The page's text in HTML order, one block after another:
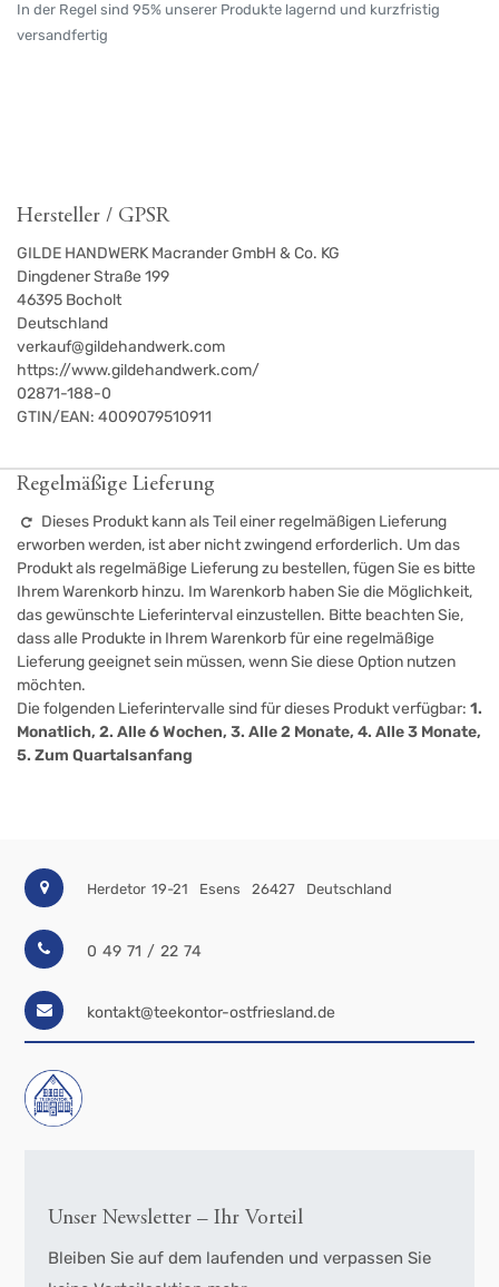
In der Regel sind 95% unserer Produkte lagernd und kurzfristig
versandfertig
Hersteller / GPSR
GILDE HANDWERK Macrander GmbH & Co. KG
Dingdener Straße 199
46395 Bocholt
Deutschland
verkauf@gildehandwerk.com
https://www.gildehandwerk.com/
02871-188-0
GTIN/EAN: 4009079510911
Regelmäßige Lieferung
Dieses Produkt kann als Teil einer regelmäßigen Lieferung
erworben werden, ist aber nicht zwingend erforderlich. Um das
Produkt als regelmäßige Lieferung zu bestellen, fügen Sie es bitte
Ihrem Warenkorb hinzu. Im Warenkorb haben Sie die Möglichkeit,
das gewünschte Lieferinterval einzustellen. Bitte beachten Sie,
dass alle Produkte in Ihrem Warenkorb für eine regelmäßige
Lieferung geeignet sein müssen, wenn Sie diese Option nutzen
möchten.
Die folgenden Lieferintervalle sind für dieses Produkt verfügbar: 1.
Monatlich, 2. Alle 6 Wochen, 3. Alle 2 Monate, 4. Alle 3 Monate,
5. Zum Quartalsanfang
Herdetor 19-21 Esens 26427 Deutschland
0 49 71 / 22 74
kontakt@teekontor-ostfriesland.de
Unser Newsletter – Ihr Vorteil
Bleiben Sie auf dem laufenden und verpassen Sie